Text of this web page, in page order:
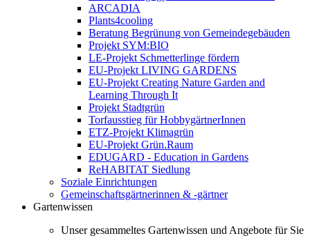
ARCADIA
Plants4cooling
Beratung Begrünung von Gemeindegebäuden
Projekt SYM:BIO
LE-Projekt Schmetterlinge fördern
EU-Projekt LIVING GARDENS
EU-Projekt Creating Nature Garden and
Learning Through It
Projekt Stadtgrün
Torfausstieg für HobbygärtnerInnen
ETZ-Projekt Klimagrün
EU-Projekt Grün.Raum
EDUGARD - Education in Gardens
ReHABITAT Siedlung
Soziale Einrichtungen
Gemeinschaftsgärtnerinnen & -gärtner
Gartenwissen
Unser gesammeltes Gartenwissen und Angebote für Sie